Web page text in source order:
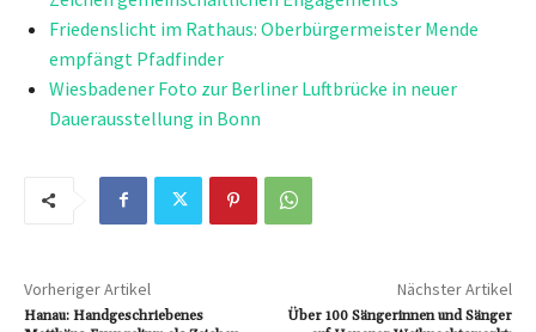
Friedenslicht im Rathaus: Oberbürgermeister Mende
empfängt Pfadfinder
Wiesbadener Foto zur Berliner Luftbrücke in neuer
Dauerausstellung in Bonn
Vorheriger Artikel
Hanau: Handgeschriebenes
Nächster Artikel
Über 100 Sängerinnen und Sänger